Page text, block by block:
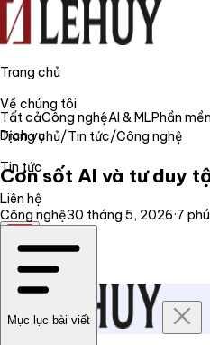
Trang chủ
Về chúng tôi
Dịch vụ
Tin tức
Liên hệ
Tất cảCông nghệAI & MLPhần
Trang chủ/Tin tức/Công nghệ
Cơn sốt AI và tư duy
Công nghệ30 tháng 5, 2026·7
Mục lục bài viết